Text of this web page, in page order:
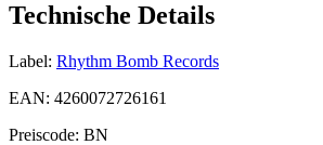
Technische Details
Label: Rhythm Bomb Records
EAN: 4260072726161
Preiscode: BN